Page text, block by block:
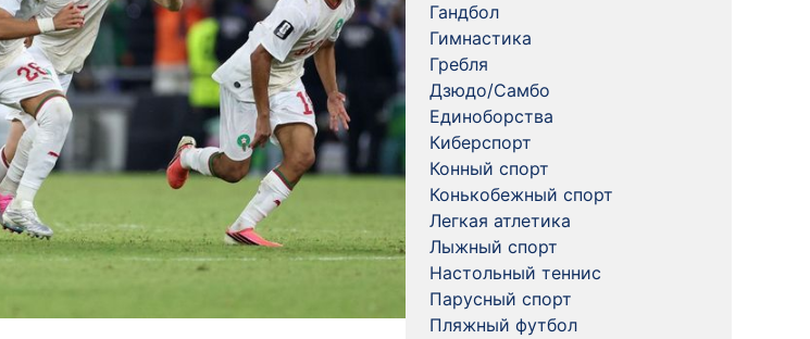
Гандбол
Гимнастика
Гребля
Дзюдо/Самбо
Единоборства
Киберспорт
Конный спорт
Конькобежный спорт
Легкая атлетика
Лыжный спорт
Настольный теннис
Парусный спорт
Пляжный футбол